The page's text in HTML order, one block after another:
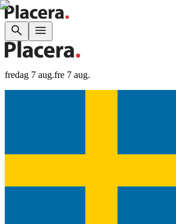
fredag 7 aug.fre 7 aug.